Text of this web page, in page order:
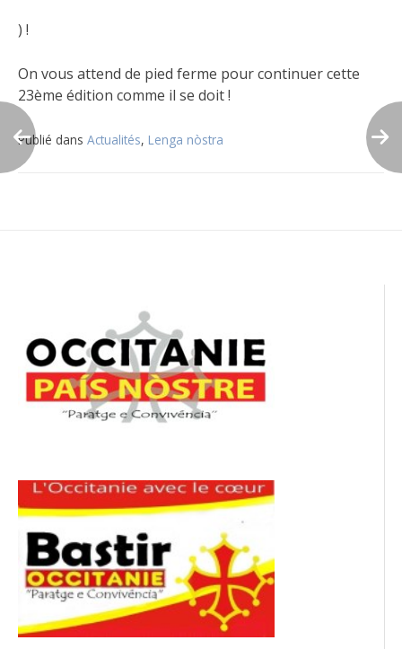
) !
On vous attend de pied ferme pour continuer cette
23ème édition comme il se doit !
Publié dans Actualités, Lenga nòstra
Navigation